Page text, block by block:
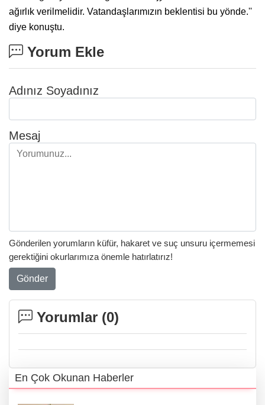
ağırlık verilmelidir. Vatandaşlarımızın beklentisi bu yönde.''
diye konuştu.
Yorum Ekle
Adınız Soyadınız
Mesaj
Gönderilen yorumların küfür, hakaret ve suç unsuru içermemesi
gerektiğini okurlarımıza önemle hatırlatırız!
Gönder
Yorumlar (0)
En Çok Okunan Haberler